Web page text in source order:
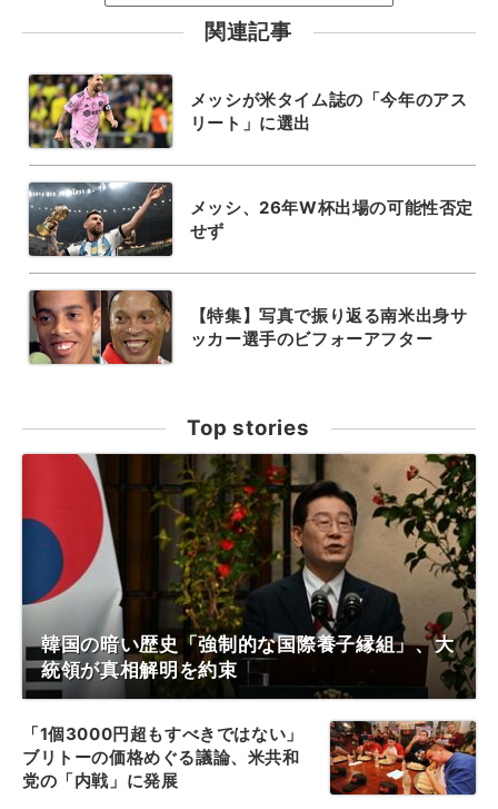
関連記事
メッシが米タイム誌の「今年のアス
リート」に選出
メッシ、26年W杯出場の可能性否定
せず
【特集】写真で振り返る南米出身サ
ッカー選手のビフォーアフター
Top stories
韓国の暗い歴史「強制的な国際養子縁組」、大
統領が真相解明を約束
「1個3000円超もすべきではない」
ブリトーの価格めぐる議論、米共和
党の「内戦」に発展